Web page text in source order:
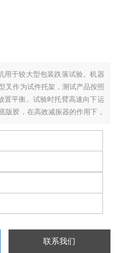
用于较大型包装跌落试验。机器
叉作为试件托架，测试产品按照
置平衡。试验时托臂高速向下运
版胶，在高效减振器的作用下，
联系我们